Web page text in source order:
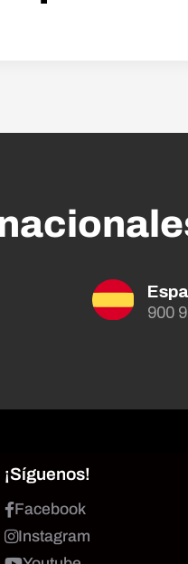
900
¡Síguenos!
Facebook
Instagram